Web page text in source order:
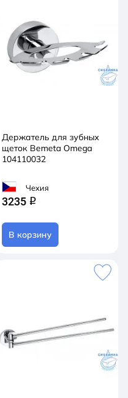
Держатель для зубных
щеток Bemeta Omega
104110032
Чехия
3235 q
В корзину